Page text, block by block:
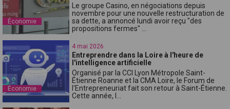
Économie
Le groupe Casino, en négociations depuis
novembre pour une nouvelle restructuration de
sa dette, a annoncé lundi avoir reçu "des
propositions fermes" ...
Économie
4 mai 2026
Entreprendre dans la Loire à l'heure de
l'intelligence artificielle
Organisé par la CCI Lyon Métropole Saint-
Étienne Roanne et la CMA Loire, le Forum de
l'Entrepreneuriat fait son retour à Saint-Étienne.
Cette année, l...